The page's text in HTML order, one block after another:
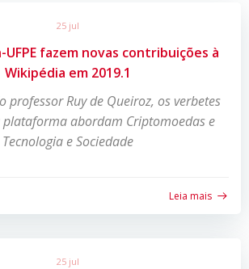
25 jul
UFPE fazem novas contribuições à
Wikipédia em 2019.1
professor Ruy de Queiroz, os verbetes
abordam Criptomoedas e
Tecnologia e Sociedade
Leia mais
25 jul